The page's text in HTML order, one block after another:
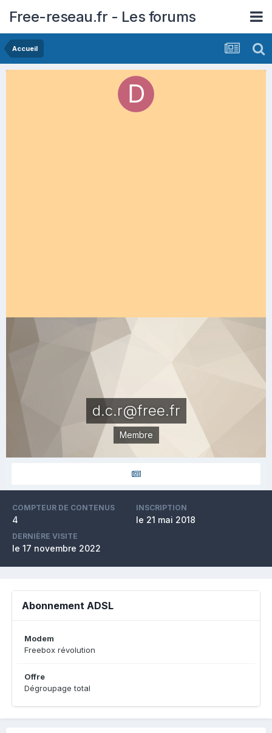
Free-reseau.fr - Les forums
Accueil
d.c.r@free.fr
Membre
COMPTEUR DE CONTENUS
4
INSCRIPTION
le 21 mai 2018
DERNIÈRE VISITE
le 17 novembre 2022
Abonnement ADSL
Modem
Freebox révolution
Offre
Dégroupage total